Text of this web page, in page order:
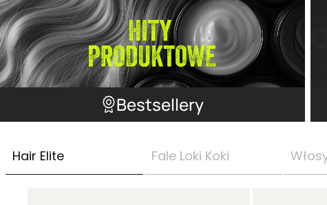
Bestsellery
Hair Elite Fale Loki Koki